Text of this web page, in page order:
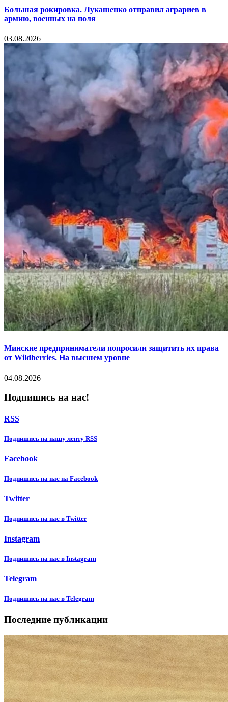
Большая рокировка. Лукашенко отправил аграриев в
армию, военных на поля
03.08.2026
Минские предприниматели попросили защитить их права
от Wildberries. На высшем уровне
04.08.2026
Подпишись на нас!
RSS
Подпишиcь на нашу ленту RSS
Facebook
Подпишиcь на нас на Facebook
Twitter
Подпишиcь на нас в Twitter
Instagram
Подпишиcь на нас в Instagram
Telegram
Подпишиcь на нас в Telegram
Последние публикации